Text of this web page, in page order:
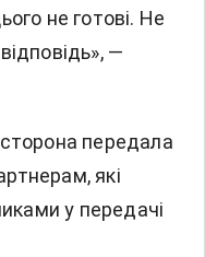
не готові. Не
—
передала
які
у передачі